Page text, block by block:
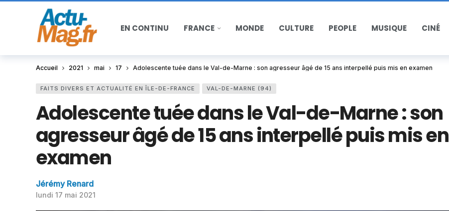
EN CONTINU FRANCE MONDE CULTURE PEOPLE MUSIQUE CINÉ
Accueil 2021 mai 17 Adolescente tuée dans le Val-de-Marne : son agresseur âgé de 15 ans interpellé puis mis en examen
FAITS DIVERS ET ACTUALITÉ EN ÎLE-DE-FRANCE VAL-DE-MARNE (94)
Adolescente tuée dans le Val-de-Marne : son
agresseur âgé de 15 ans interpellé puis mis en
examen
Jérémy Renard
lundi 17 mai 2021